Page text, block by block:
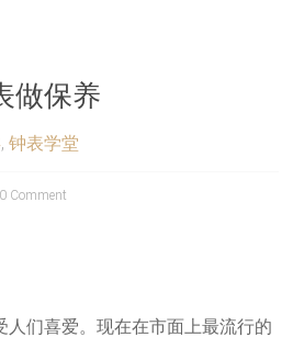
做保养
,钟表学堂
0 Comment
人们喜爱。现在在市面上最流行的